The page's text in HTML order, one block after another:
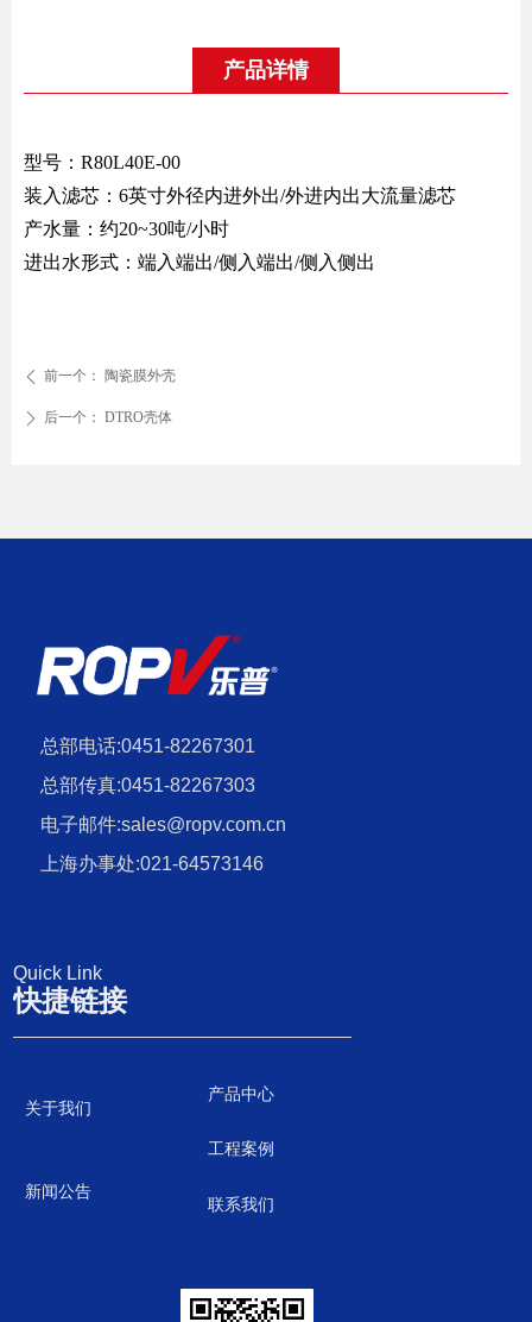
产品详情
型号：R80L40E-00
装入滤芯：6英寸外径内进外出/外进内出大流量滤芯
产水量：约20~30吨/小时
进出水形式：端入端出/侧入端出/侧入侧出
ꄴ 前一个： 陶瓷膜外壳
ꄲ 后一个： DTRO壳体
总部电话:0451-82267301
总部传真:0451-82267303
电子邮件:sales@ropv.com.cn
上海办事处:021-64573146
Quick Link
快捷链接
关于我们
新闻公告
产品中心
工程案例
联系我们